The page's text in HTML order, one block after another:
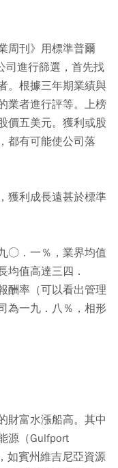
周刊》用標準普爾
司進行篩選，首先找
。根據三年期業績與
業者進行評等。上榜
價五美元。獲利或股
都有可能使公司落
獲利成長遠甚於標準
○．一％，業界均值
均值高達三四．
酬率（可以看出管理
為一九．八％，相形
財富水漲船高。其中
源（Gulfport
如賓州維吉尼亞資源